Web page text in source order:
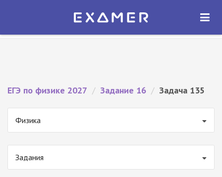
Экзамер — ЕГЭ 2027
ОТКРЫТЬ
ЕГЭ по физике 2027 / Задание 16 / Задача 135
Физика
Задания